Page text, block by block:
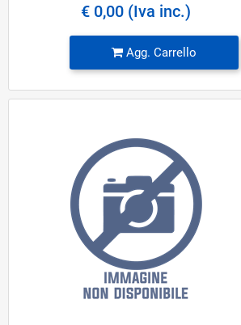
€ 0,00 (Iva inc.)
Agg. Carrello